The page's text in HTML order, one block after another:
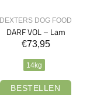
DEXTERS DOG FOOD
DARF VOL – Lam
€73,95
14kg
BESTELLEN